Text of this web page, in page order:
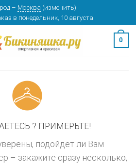
– Москва (изменить)
в понедельник, 10 августа
0
? ПРИМЕРЬТЕ!
подойдет ли Вам
– закажите сразу несколько,